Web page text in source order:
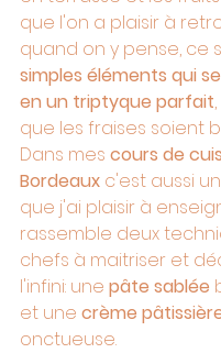
que l'on a plaisir à
quand on y pense, ce
simples éléments qui
en un triptyque parfait
que les fraises soient
Dans mes cours de
Bordeaux c'est aussi
que j'ai plaisir à
rassemble deux
chefs à maitriser et
l'infini: une pâte sablée
et une crème
onctueuse.